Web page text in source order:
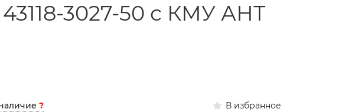
3027-50 с КМУ АНТ
? В избранное